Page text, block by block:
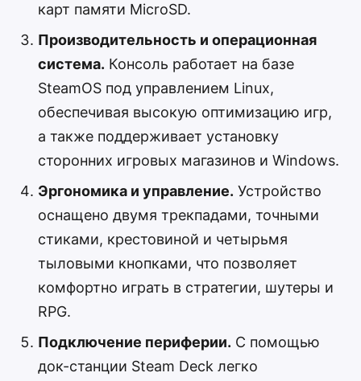
карт памяти MicroSD.
Производительность и операционная
система. Консоль работает на базе
SteamOS под управлением Linux,
обеспечивая высокую оптимизацию игр,
а также поддерживает установку
сторонних игровых магазинов и Windows.
Эргономика и управление. Устройство
оснащено двумя трекпадами, точными
стиками, крестовиной и четырьмя
тыловыми кнопками, что позволяет
комфортно играть в стратегии, шутеры и
RPG.
Подключение периферии. С помощью
док-станции Steam Deck легко